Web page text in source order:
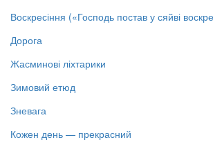
Воскресіння («Господь постав у сяйві
Дорога
Жасминові ліхтарики
Зимовий етюд
Зневага
Кожен день — прекрасний